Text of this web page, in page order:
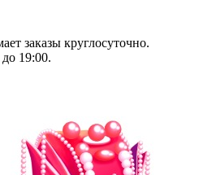
заказы круглосуточно.
19:00.